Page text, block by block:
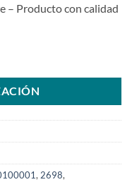
– Producto con calidad
, 2698,